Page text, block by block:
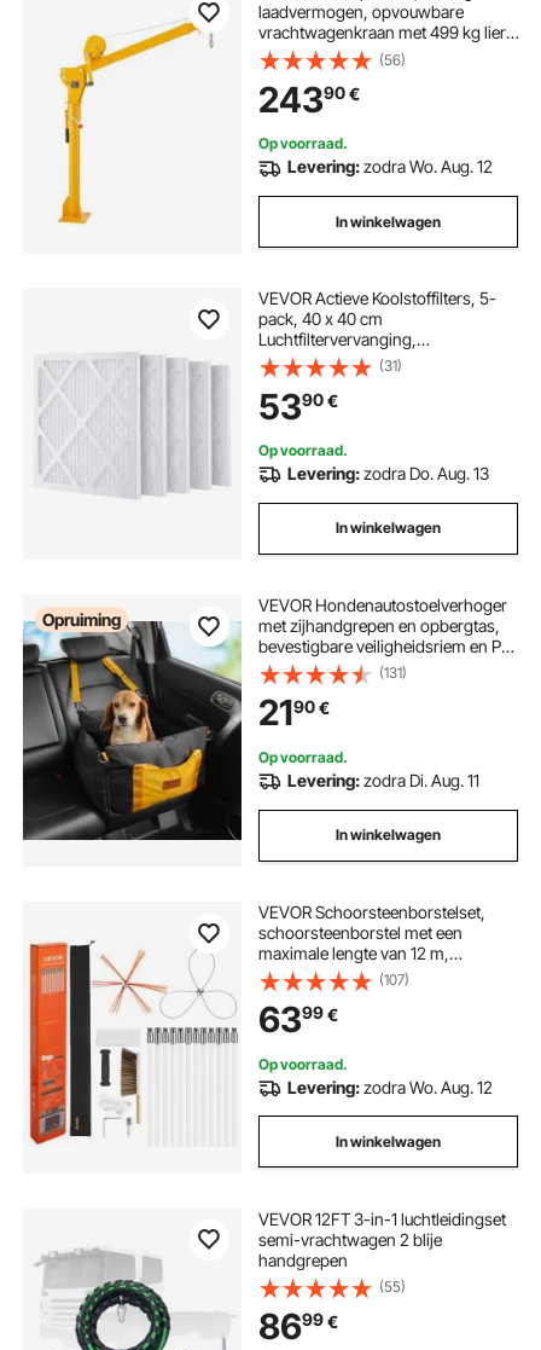
laadvermogen, opvouwbare
vrachtwagenkraan met 499 kg lier,
stalen laadkraan, werkplaatskraan
360° draaibaar, hijskraan voor het
hijsen van goederen op
bouwplaatsen en in de fabriek
(56)
24390€
Op voorraad.
Levering:zodra Wo. Aug. 12
In winkelwagen
VEVOR Actieve Koolstoffilters, 5-
pack, 40 x 40 cm
Luchtfiltervervanging,
Hoogrendementsfilters Niveau 1,
Compatibel met BlueDri en VEVOR
Scrubber, Luchtreiniger, Apparatuur
voor waterschadeherstel
(31)
5390€
Op voorraad.
Levering:zodra Do. Aug. 13
In winkelwagen
Opruiming
VEVOR Hondenautostoelverhoger
met zijhandgrepen en opbergtas,
bevestigbare veiligheidsriem en PP-
katoenen vulling, Hondenautobed ​​
voor kleine honden tot 11 kg, Zwart
(131)
2190€
Op voorraad.
Levering:zodra Di. Aug. 11
In winkelwagen
VEVOR Schoorsteenborstelset,
schoorsteenborstel met een
maximale lengte van 12 m,
kachelpijpborstel met twee
borstelkoppen, schoorsteenveger,
schoorsteenreinigingsgereedschap
voor vierkante en rechthoekige
schoorstenen
(107)
6399€
Op voorraad.
Levering:zodra Wo. Aug. 12
In winkelwagen
VEVOR 12FT 3-in-1 luchtleidingset
semi-vrachtwagen 2 blije
handgrepen
(55)
8699€